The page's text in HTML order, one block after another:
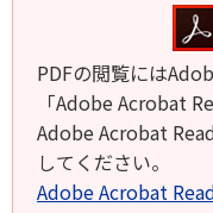
PDFの閲覧には
「Adobe Acrobat
Adobe Acrobat
してください。
Adobe Acrobat